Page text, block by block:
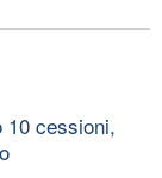
10 cessioni,